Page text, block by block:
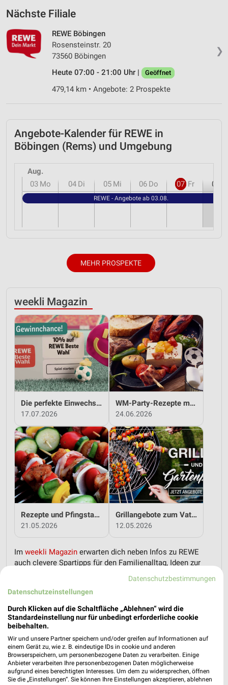
Nächste Filiale
❯
REWE Böbingen
Rosensteinstr. 20
73560 Böbingen
Heute 07:00 - 21:00 Uhr |
Geöffnet
479,14 km • Angebote: 2 Prospekte
Angebote-Kalender für REWE in
Böbingen (Rems) und Umgebung
Aug.
03 Mo 04 Di 05 Mi 06 Do 07 Fr 08
REWE - Angebote ab 03.08.
MEHR PROSPEKTE
weekli Magazin
Die perfekte Einwechslung: Dein Fan-Bonus!*
17.07.2026
WM-Party-Rezepte mit REWE!
24.06.2026
Rezepte und Pfingstangebote bei REWE!
21.05.2026
Grillangebote zum Vatertag bei REWE!
12.05.2026
Im weekli Magazin erwarten dich neben Infos zu REWE
auch clevere Spartipps für den Familienalltag, Ideen zur
Haushaltsplanung und einfache Wege, dein Budget
weekli - Prospekte & Angebote App
Alle REWE Angebote immer griffbereit – mit der kostenlosen
Datenschutzbestimmungen
Datenschutzeinstellungen
Durch Klicken auf die Schaltfläche „Ablehnen“ wird die
Standardeinstellung nur für unbedingt erforderliche cookie
beibehalten.
Wir und unsere Partner speichern und/oder greifen auf Informationen auf
einem Gerät zu, wie z. B. eindeutige IDs in cookie und anderen
Browserspeichern, um personenbezogene Daten zu verarbeiten. Einige
Anbieter verarbeiten Ihre personenbezogenen Daten möglicherweise
aufgrund eines berechtigten Interesses. Um dem zu widersprechen, öffnen
Sie die „Einstellungen“. Sie können Ihre Einstellungen akzeptieren, ablehnen